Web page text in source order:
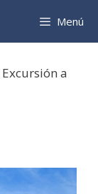
Menú
Excursión a